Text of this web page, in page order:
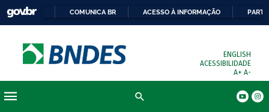
COMUNICA BR ACESSO À INFORMAÇÃO
ENGLISH
ACESSIBILIDADE
A+ A-